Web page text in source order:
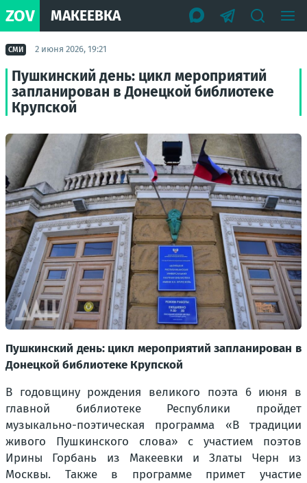
ZOV МАКЕЕВКА
СМИ 2 июня 2026, 19:21
Пушкинский день: цикл мероприятий
запланирован в Донецкой библиотеке
Крупской
Пушкинский день: цикл мероприятий запланирован в
Донецкой библиотеке Крупской
В годовщину рождения великого поэта 6 июня в
главной библиотеке Республики пройдет
музыкально-поэтическая программа «В традиции
живого Пушкинского слова» с участием поэтов
Ирины Горбань из Макеевки и Златы Черн из
Москвы. Также в программе примет участие